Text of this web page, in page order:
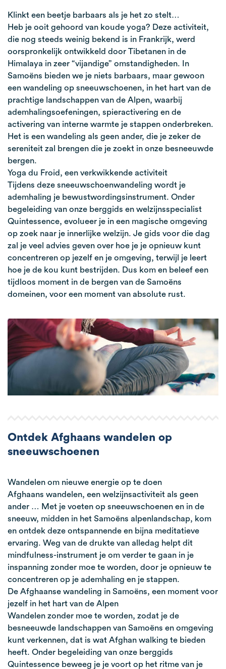
Klinkt een beetje barbaars als je het zo stelt…
Heb je ooit gehoord van koude yoga? Deze activiteit,
die nog steeds weinig bekend is in Frankrijk, werd
oorspronkelijk ontwikkeld door Tibetanen in de
Himalaya in zeer “vijandige” omstandigheden. In
Samoëns bieden we je niets barbaars, maar gewoon
een wandeling op sneeuwschoenen, in het hart van de
prachtige landschappen van de Alpen, waarbij
ademhalingsoefeningen, spieractivering en de
activering van interne warmte je stappen onderbreken.
Het is een wandeling als geen ander, die je zeker de
sereniteit zal brengen die je zoekt in onze besneeuwde
bergen.
Yoga du Froid, een verkwikkende activiteit
Tijdens deze sneeuwschoenwandeling wordt je
ademhaling je bewustwordingsinstrument. Onder
begeleiding van onze berggids en welzijnsspecialist
Quintessence, evolueer je in een magische omgeving
op zoek naar je innerlijke welzijn. Je gids voor die dag
zal je veel advies geven over hoe je je opnieuw kunt
concentreren op jezelf en je omgeving, terwijl je leert
hoe je de kou kunt bestrijden. Dus kom en beleef een
tijdloos moment in de bergen van de Samoëns
domeinen, voor een moment van absolute rust.
Ontdek Afghaans wandelen op
sneeuwschoenen
Wandelen om nieuwe energie op te doen
Afghaans wandelen, een welzijnsactiviteit als geen
ander … Met je voeten op sneeuwschoenen en in de
sneeuw, midden in het Samoëns alpenlandschap, kom
en ontdek deze ontspannende en bijna meditatieve
ervaring. Weg van de drukte van alledag helpt dit
mindfulness-instrument je om verder te gaan in je
inspanning zonder moe te worden, door je opnieuw te
concentreren op je ademhaling en je stappen.
De Afghaanse wandeling in Samoëns, een moment voor
jezelf in het hart van de Alpen
Wandelen zonder moe te worden, zodat je de
besneeuwde landschappen van Samoëns en omgeving
kunt verkennen, dat is wat Afghan walking te bieden
heeft. Onder begeleiding van onze berggids
Quintessence beweeg je je voort op het ritme van je